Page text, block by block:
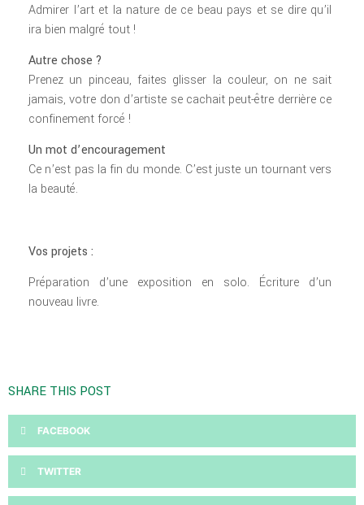
Admirer l’art et la nature de ce beau pays et se dire qu’il
ira bien malgré tout !
Autre chose ?
Prenez un pinceau, faites glisser la couleur, on ne sait
jamais, votre don d’artiste se cachait peut-être derrière ce
confinement forcé !
Un mot d’encouragement
Ce n’est pas la fin du monde. C’est juste un tournant vers
la beauté.
Vos projets :
Préparation d’une exposition en solo. Écriture d’un
nouveau livre.
SHARE THIS POST
FACEBOOK
TWITTER